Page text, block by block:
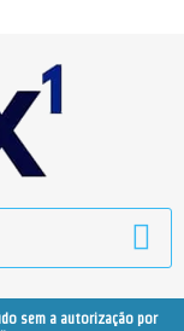
sem a autorização por